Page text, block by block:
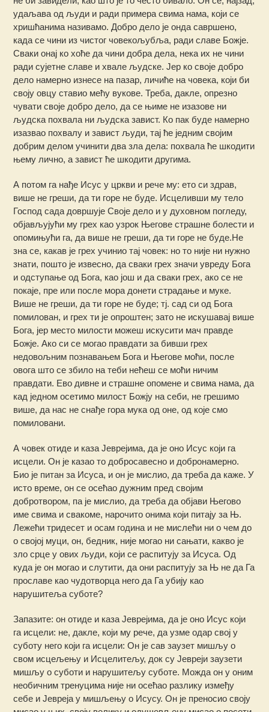
удаљава од људи и ради примера свима нама, који се
хришћанима називамо. Добро дело је онда савршено,
када се чини из чистог човекољубља, ради славе Божје.
Сваки онај ко хоће да чини добра дела, нека их не чини
ради сујетне славе и хвале људске. Јер ко своје добро
дело намерно изнесе на пазар, личиће на човека, који би
своју овцу ставио мећу вукове. Треба, дакле, опрезно
чувати своје добро дело, да се њиме не изазове ни
људска похвала ни људска завист. Ко пак буде намерно
изазвао похвалу и завист људи, тај ће једним својим
добрим делом учинити два зла дела: похвала ће шкодити
њему лично, а завист ће шкодити другима.
А потом га нађе Исус у цркви и рече му: ето си здрав,
више не греши, да ти горе не буде. Исцеливши му тело
Господ сада довршује Своје дело и у духовном погледу,
објављујући му грех као узрок Његове страшне болести и
опомињући га, да више не греши, да ти горе не буде.Не
зна се, какав је грех учинио тај човек: но то није ни нужно
знати, пошто је извесно, да сваки грех значи увреду Бога
и одступање од Бога, као још и да сваки грех, ако се не
покаје, пре или после мора донети страдање и муке.
Више не греши, да ти горе не буде; тј. сад си од Бога
помилован, и грех ти је опроштен; зато не искушавај више
Бога, јер место милости можеш искусити мач правде
Божје. Ако си се могао правдати за бивши грех
недовољним познавањем Бога и Његове моћи, после
овога што се збило на теби нећеш се моћи ничим
правдати. Ево дивне и страшне опомене и свима нама, да
кад једном осетимо милост Божју на себи, не грешимо
више, да нас не снађе гора мука од оне, од које смо
помиловани.
А човек отиде и каза Јеврејима, да је оно Исус који га
исцели. Он је казао то добросавесно и добронамерно.
Био је питан за Исуса, и он је мислио, да треба да каже. У
исто време, он се осећао дужним пред својим
добротвором, па је мислио, да треба да објави Његово
име свима и свакоме, нарочито онима који питају за Њ.
Лежећи тридесет и осам година и не мислећи ни о чем до
о својој муци, он, бедник, није могао ни сањати, какво је
зло срце у ових људи, који се распитују за Исуса. Од
куда је он могао и слутити, да они распитују за Њ не да Га
прославе као чудотворца него да Га убиjу као
нарушитеља суботе?
Запазите: он отиде и каза Јеврејима, да је оно Исус који
га исцели: не, дакле, који му рече, да узме одар свој у
суботу него који га исцели: Он је сав заузет мишљу о
свом исцељењу и Исцелитељу, док су Јевреји заузети
мишљу о суботи и нарушитељу суботе. Можда он у оним
необичним тренуцима није ни осећао разлику између
себе и Јевреја у мишљењу о Исусу. Он је преносио своју